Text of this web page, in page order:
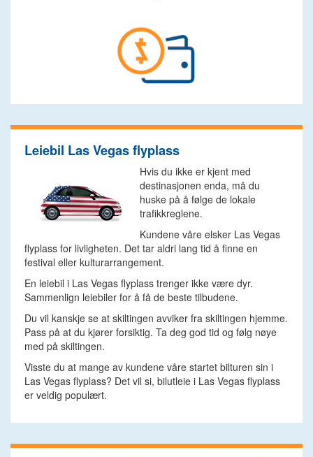
Leiebil Las Vegas flyplass
Hvis du ikke er kjent med
destinasjonen enda, må du
huske på å følge de lokale
trafikkreglene.
Kundene våre elsker Las Vegas
flyplass for livligheten. Det tar aldri lang tid å finne en
festival eller kulturarrangement.
En leiebil i Las Vegas flyplass trenger ikke være dyr.
Sammenlign leiebiler for å få de beste tilbudene.
Du vil kanskje se at skiltingen avviker fra skiltingen hjemme.
Pass på at du kjører forsiktig. Ta deg god tid og følg nøye
med på skiltingen.
Visste du at mange av kundene våre startet bilturen sin i
Las Vegas flyplass? Det vil si, bilutleie i Las Vegas flyplass
er veldig populært.